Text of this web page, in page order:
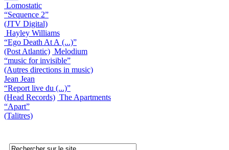
Lomostatic
“Sequence 2”
(JTV Digital)
Hayley Williams
“Ego Death At A (...)”
(Post Atlantic) Melodium
“music for invisible”
(Autres directions in music)
Jean Jean
“Report live du (...)”
(Head Records) The Apartments
“Apart”
(Talitres)